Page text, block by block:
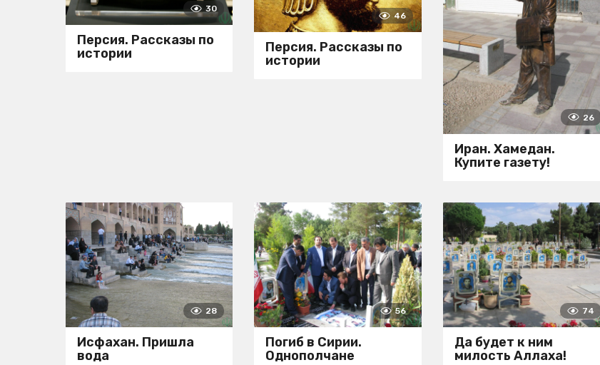
30
Персия. Рассказы по
истории
46
Персия. Рассказы по
истории
26
Иран. Хамедан.
Купите газету!
28
Исфахан. Пришла
вода
56
Погиб в Сирии.
Однополчане
74
Да будет к ним
милость Аллаха!